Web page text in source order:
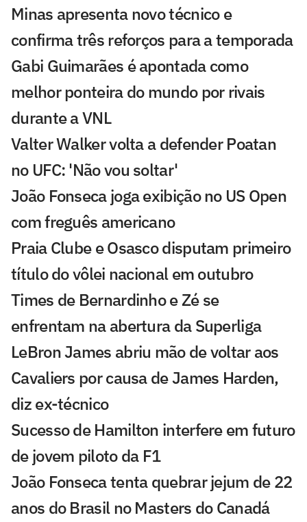
Minas apresenta novo técnico e
confirma três reforços para a temporada
Gabi Guimarães é apontada como
melhor ponteira do mundo por rivais
durante a VNL
Valter Walker volta a defender Poatan
no UFC: 'Não vou soltar'
João Fonseca joga exibição no US Open
com freguês americano
Praia Clube e Osasco disputam primeiro
título do vôlei nacional em outubro
Times de Bernardinho e Zé se
enfrentam na abertura da Superliga
LeBron James abriu mão de voltar aos
Cavaliers por causa de James Harden,
diz ex-técnico
Sucesso de Hamilton interfere em futuro
de jovem piloto da F1
João Fonseca tenta quebrar jejum de 22
anos do Brasil no Masters do Canadá